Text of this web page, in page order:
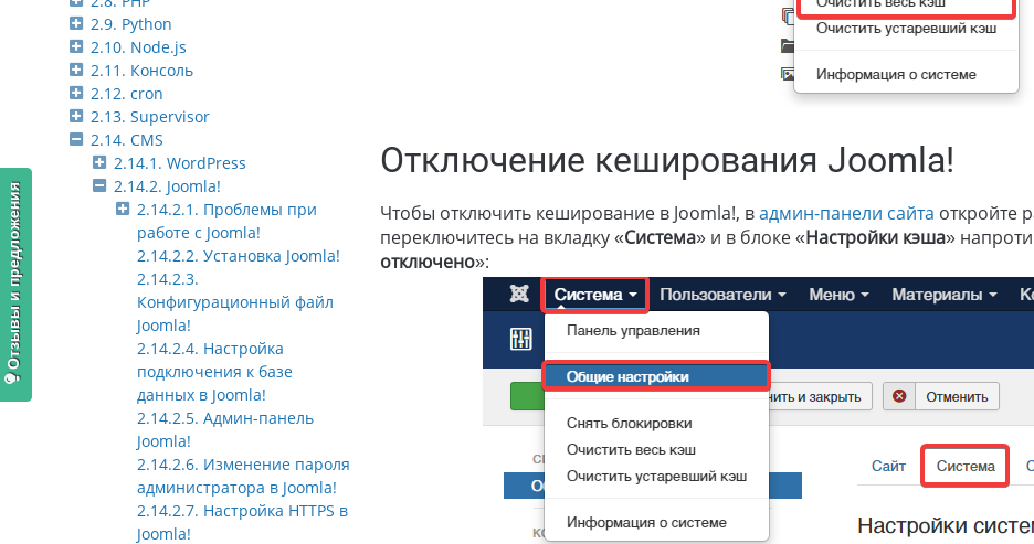
2.9. Python
2.10. Node.js
2.11. Консоль
2.12. cron
2.13. Supervisor
2.14. CMS
2.14.1. WordPress
2.14.2. Joomla!
2.14.2.1. Проблемы при
работе с Joomla!
2.14.2.2. Установка Joomla!
2.14.2.3.
Конфигурационный файл
Joomla!
2.14.2.4. Настройка
подключения к базе
данных в Joomla!
2.14.2.5. Админ-панель
Joomla!
2.14.2.6. Изменение пароля
администратора в Joomla!
2.14.2.7. Настройка HTTPS в
Joomla!
Отключение кеширования Joomla!
Чтобы отключить кеширование в Joomla!, вадмин-панели сайта откройте
переключитесь на вкладку «Система» и в блоке «Настройки кэша»
отключено»:
Отзывы и предложения